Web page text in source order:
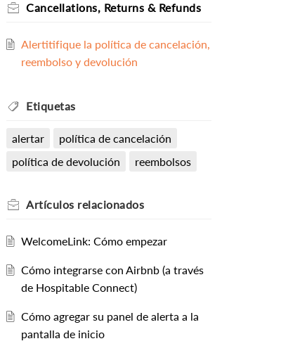
Cancellations, Returns & Refunds
Alertitifique la política de cancelación,
reembolso y devolución
Etiquetas
alertar
política de cancelación
política de devolución
reembolsos
Artículos relacionados
WelcomeLink: Cómo empezar
Cómo integrarse con Airbnb (a través
de Hospitable Connect)
Cómo agregar su panel de alerta a la
pantalla de inicio